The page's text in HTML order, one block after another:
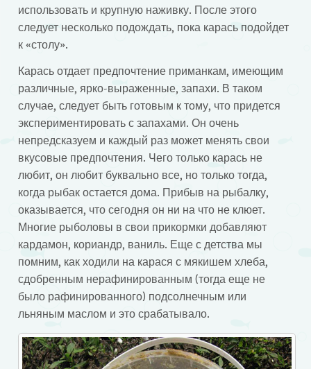
использовать и крупную наживку. После этого
следует несколько подождать, пока карась подойдет
к «столу».
Карась отдает предпочтение приманкам, имеющим
различные, ярко-выраженные, запахи. В таком
случае, следует быть готовым к тому, что придется
экспериментировать с запахами. Он очень
непредсказуем и каждый раз может менять свои
вкусовые предпочтения. Чего только карась не
любит, он любит буквально все, но только тогда,
когда рыбак остается дома. Прибыв на рыбалку,
оказывается, что сегодня он ни на что не клюет.
Многие рыболовы в свои прикормки добавляют
кардамон, кориандр, ваниль. Еще с детства мы
помним, как ходили на карася с мякишем хлеба,
сдобренным нерафинированным (тогда еще не
было рафинированного) подсолнечным или
льняным маслом и это срабатывало.